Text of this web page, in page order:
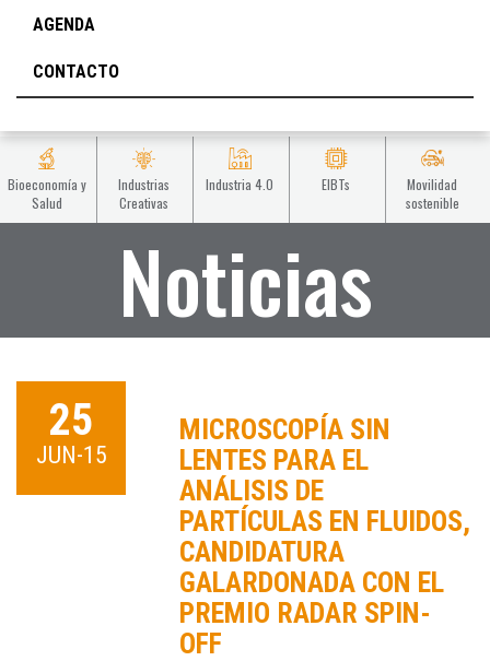
AGENDA
CONTACTO
Bioeconomía y
Salud
Industrias
Creativas
Industria 4.0 EIBTs
Movilidad
sostenible
Noticias
25
JUN-15
MICROSCOPÍA SIN
LENTES PARA EL
ANÁLISIS DE
PARTÍCULAS EN FLUIDOS,
CANDIDATURA
GALARDONADA CON EL
PREMIO RADAR SPIN-
OFF